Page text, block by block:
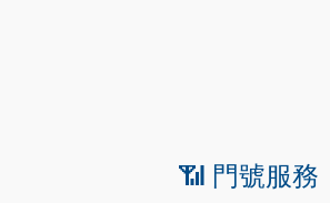
📶 門號服務